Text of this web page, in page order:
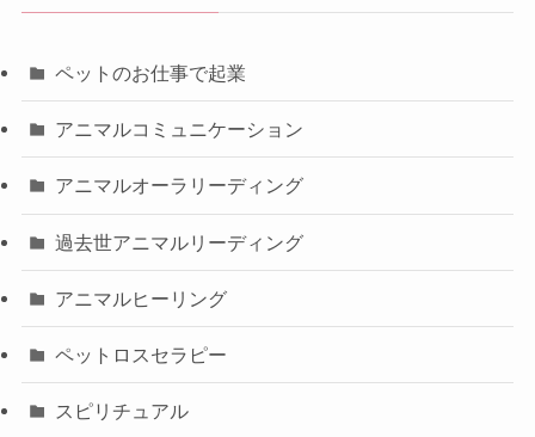
ペットのお仕事で起業
アニマルコミュニケーション
アニマルオーラリーディング
過去世アニマルリーディング
アニマルヒーリング
ペットロスセラピー
スピリチュアル